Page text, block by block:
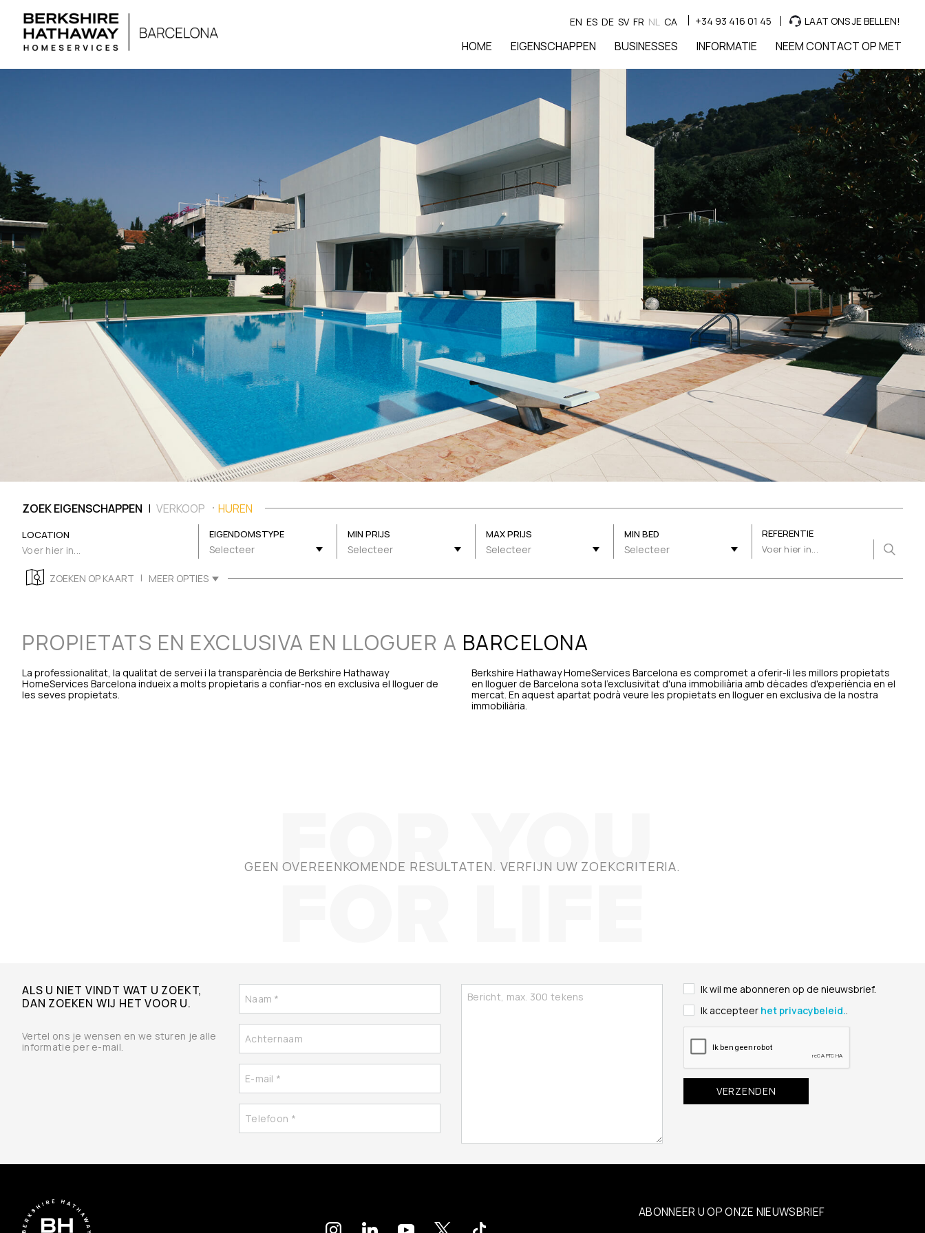
EN ES DE SV FR NL CA +34 93 416 01 45 LAAT ONS JE BELLEN!
HOME EIGENSCHAPPEN BUSINESSES INFORMATIE NEEM CONTACT OP MET
ZOEK EIGENSCHAPPEN | VERKOOP HUREN
LOCATION EIGENDOMSTYPE
Selecteer
MIN PRIJS
Selecteer
MAX PRIJS
Selecteer
MIN BED
Selecteer
REFERENTIE
ZOEKEN OP KAART | MEER OPTIES
PROPIETATS EN EXCLUSIVA EN LLOGUER A BARCELONA
La professionalitat, la qualitat de servei i la transparència de Berkshire Hathaway
HomeServices Barcelona indueix a molts propietaris a confiar-nos en exclusiva el lloguer de
les seves propietats.
Berkshire Hathaway HomeServices Barcelona es compromet a oferir-li les millors propietats
en lloguer de Barcelona sota l'exclusivitat d'una immobiliària amb dècades d'experiència en el
mercat. En aquest apartat podrà veure les propietats en lloguer en exclusiva de la nostra
immobiliària.
GEEN OVEREENKOMENDE RESULTATEN. VERFIJN UW ZOEKCRITERIA.
ALS U NIET VINDT WAT U ZOEKT,
DAN ZOEKEN WIJ HET VOOR U.
Vertel ons je wensen en we sturen je alle
informatie per e-mail.
Ik wil me abonneren op de nieuwsbrief.
Ik accepteer het privacybeleid..
ABONNEER U OP ONZE NIEUWSBRIEF